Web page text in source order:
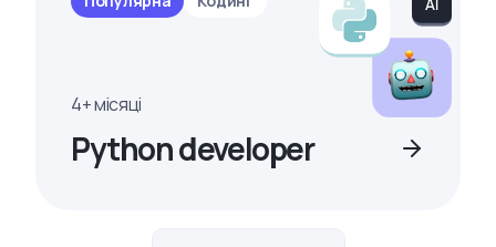
4+ місяці
Python developer